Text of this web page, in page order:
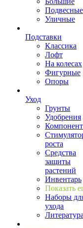
Подвесные
Уличные
Подставки
Классика
Лофт
На колесах
Фигурные
Опоры
Уход
Грунты
Удобрения
роста
Средства
защиты
растений
Инвентарь
Показать
Наборы
ухода
Литература